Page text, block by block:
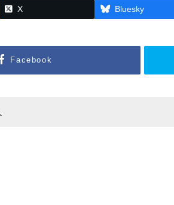
X Bluesky
Facebook